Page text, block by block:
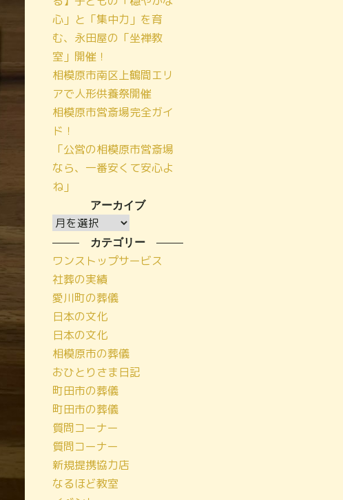
心」と「集中力」を育
む、永田屋の「坐禅教
室」開催！
相模原市南区上鶴間エリ
アで人形供養祭開催
相模原市営斎場完全ガイ
ド！
「公営の相模原市営斎場
なら、一番安くて安心よ
ね」
アーカイブ
ア
ー
カ
イ
ブ
カテゴリー
ワンストップサービス
社葬の実績
愛川町の葬儀
日本の文化
日本の文化
相模原市の葬儀
おひとりさま日記
町田市の葬儀
町田市の葬儀
質問コーナー
質問コーナー
新規提携協力店
なるほど教室